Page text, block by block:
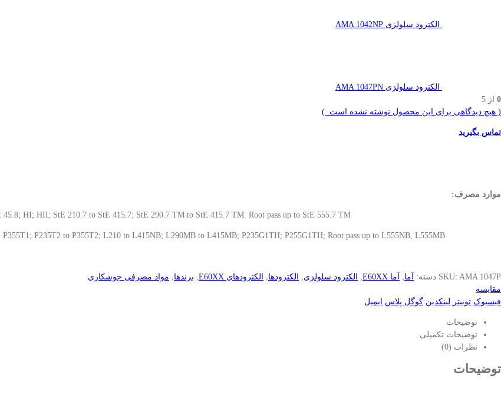
الکترود سلولزی AMA 1042NP
الکترود سلولزی AMA 1047PN
0 از 5
( هیچ دیدگاهی برای این محصول نوشته نشده است. )
تماس بگیرید
موارد مصرف:
HI; HII; StE 210.7 to StE 415.7; StE 290.7 TM to StE 415.7 TM. Root pass up to StE 555.7 TM
P355T1; P235T2 to P355T2; L210 to L415NB; L290MB to L415MB; P235G1TH; P255G1TH; Root pass up to L555NB, L555MB
SKU: AMA 1047P دسته: آما آما E60XX الکترود سلولزی الکترودها الکترود‌های E60XX برندها
مواد مصرفی جوشکاری
مقایسه
فیسبوک توییتر لینکدین گوگل پلاس ایمیل
توضیحات
توضیحات تکمیلی
نظرات (0)
توضیحات